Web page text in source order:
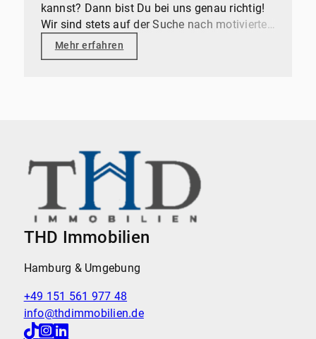
kannst? Dann bist Du bei uns genau richtig!
Wir sind stets auf der Suche nach motivierten
und talentierten Menschen, die unser Team
bereichern und gemeinsam mit uns
Mehr erfahren
THD Immobilien
Hamburg & Umgebung
+49 151 561 977 48
info@thdimmobilien.de